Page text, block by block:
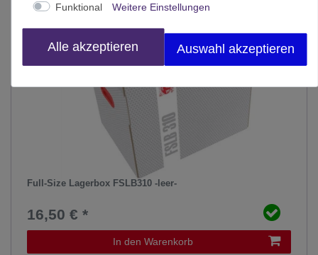
Full-Size Lagerbox FSLB310 -leer-
16,50 € *
In den Warenkorb
Funktional Weitere Einstellungen
Alle akzeptieren Auswahl akzeptieren